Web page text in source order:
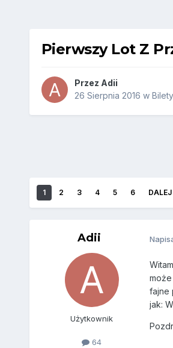
Pierwszy Lot Z
Przez Adii
26 Sierpnia 2016 w
1 2 3 4 5 6 DALEJ
Adii
Użytkownik
64
fajne
jak: